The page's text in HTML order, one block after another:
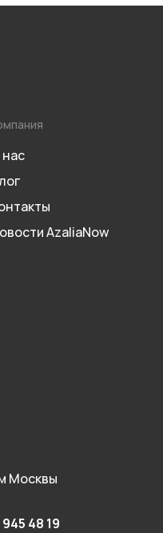
AzaliaNow
Москвы
48 19